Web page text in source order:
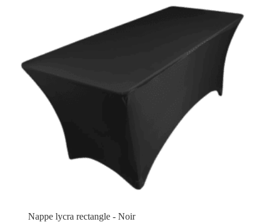
Nappe lycra rectangle - Noir